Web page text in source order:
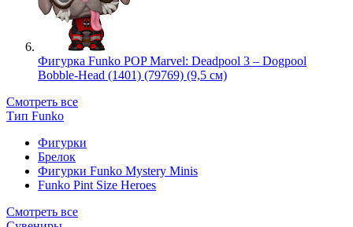
Фигурка Funko POP Marvel: Deadpool 3 – Dogpool
Bobble-Head (1401) (79769) (9,5 см)
Смотреть все
Тип Funko
Фигурки
Брелок
Фигурки Funko Mystery Minis
Funko Pint Size Heroes
Смотреть все